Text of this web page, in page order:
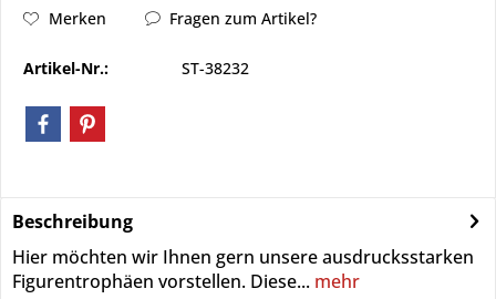
Merken Fragen zum Artikel?
Artikel-Nr.: ST-38232
Beschreibung
Hier möchten wir Ihnen gern unsere ausdrucksstarken
Figurentrophäen vorstellen. Diese... mehr